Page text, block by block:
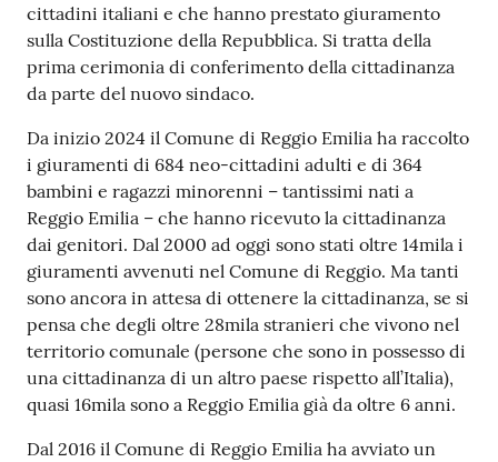
Seguici
su
cittadini italiani e che hanno prestato giuramento
sulla Costituzione della Repubblica. Si tratta della
prima cerimonia di conferimento della cittadinanza
da parte del nuovo sindaco.
Da inizio 2024 il Comune di Reggio Emilia ha raccolto
i giuramenti di 684 neo-cittadini adulti e di 364
bambini e ragazzi minorenni – tantissimi nati a
Reggio Emilia – che hanno ricevuto la cittadinanza
dai genitori. Dal 2000 ad oggi sono stati oltre 14mila i
giuramenti avvenuti nel Comune di Reggio. Ma tanti
sono ancora in attesa di ottenere la cittadinanza, se si
pensa che degli oltre 28mila stranieri che vivono nel
territorio comunale (persone che sono in possesso di
una cittadinanza di un altro paese rispetto all’Italia),
quasi 16mila sono a Reggio Emilia già da oltre 6 anni.
Dal 2016 il Comune di Reggio Emilia ha avviato un